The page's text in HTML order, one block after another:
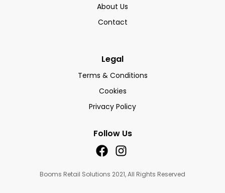
About Us
Contact
Legal
Terms & Conditions
Cookies
Privacy Policy
Follow Us
Booms Retail Solutions 2021, All Rights Reserved